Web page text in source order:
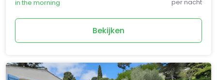
in the morning
per nacht
Bekijken